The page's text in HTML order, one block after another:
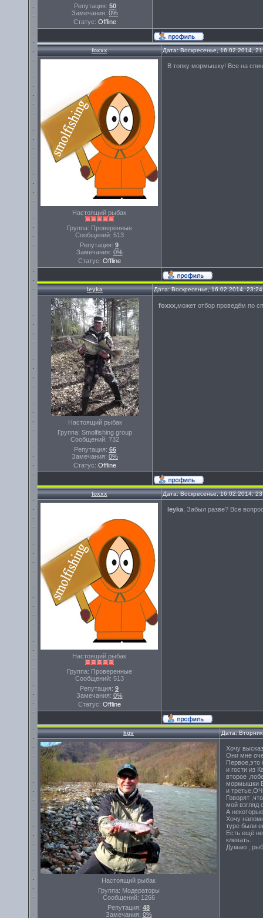
Репутация: 50
Замечания: 0%
Статус: Offline
foxxx Дата: Воскресенье, 16.02.2014,
Настоящий рыбак
Группа: Проверенные
Сообщений: 513
Репутация: 9
Замечания: 0%
Статус: Offline
В топку мормышку! Все на
leyka Дата: Воскресенье, 16.02.2014,
Настоящий рыбак
Группа: Smolfishing group
Сообщений: 732
Репутация: 66
Замечания: 0%
Статус: Offline
foxxx ,может отбор проведём по
foxxx Дата: Воскресенье, 16.02.2014,
Настоящий рыбак
Группа: Проверенные
Сообщений: 513
Репутация: 9
Замечания: 0%
Статус: Offline
leyka , Забыл разве? Все
kgv Дата:
Настоящий рыбак
Группа: Модераторы
Сообщений: 1266
Репутация: 48
Замечания: 0%
Хочу
Они мне
Первое,это
и гости из
второе
мормышки
и
Говорят
мой взгляд
А
Хочу
туре были
Есть ещё
клевать.
Думаю ,